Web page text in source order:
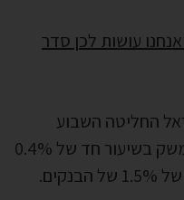
עושות לכן סדר
החליטה השבוע
להעלות את הריבית הבסיסית במשק בשיעור חד של 0.4%